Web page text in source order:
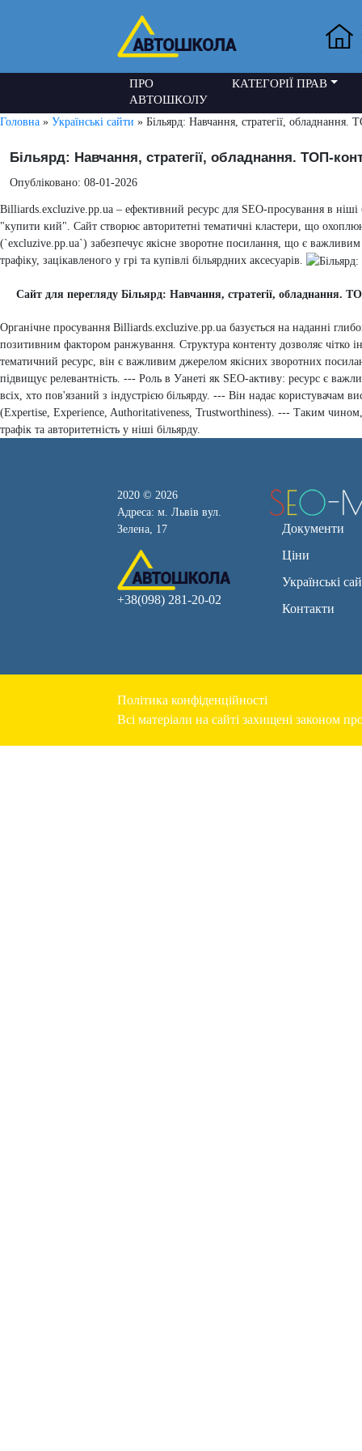
ПРО
АВТОШКОЛУ
КАТЕГОРІЇ ПРАВ
Головна » Українські сайти » Більярд: Навчання, стратегії,
Більярд: Навчання, стратегії, обладнання. ТОП-
Опубліковано: 08-01-2026
Billiards.excluzive.pp.ua – ефективний ресурс для SEO-просування в
"купити кий". Сайт створює авторитетні тематичні кластери, що
(`excluzive.pp.ua`) забезпечує якісне зворотне посилання, що є
трафіку, зацікавленого у грі та купівлі більярдних аксесуарів.
Сайт для перегляду Більярд: Навчання, стратегії, обладнання.
Органічне просування Billiards.excluzive.pp.ua базується на наданні
позитивним фактором ранжування. Структура контенту дозволяє чітко
тематичний ресурс, він є важливим джерелом якісних зворотних
підвищує релевантність. --- Роль в Уанеті як SEO-активу: ресурс є
всіх, хто пов'язаний з індустрією більярду. --- Він надає користувачам
(Expertise, Experience, Authoritativeness, Trustworthiness). --- Таким
трафік та авторитетність у ніші більярду.
2020 © 2026
Адреса: м. Львів вул.
Зелена, 17
+38(098) 281-20-02
Документи
Ціни
Українські
Контакти
Політика конфіденційності
Всі матеріали на сайті захищені законом